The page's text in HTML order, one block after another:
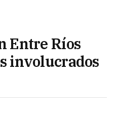
Entre Ríos
involucrados